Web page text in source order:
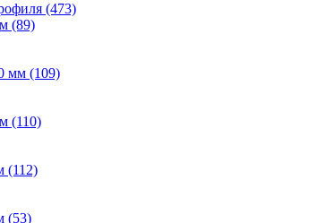
(473)
(89)
мм (109)
(110)
(112)
(53)